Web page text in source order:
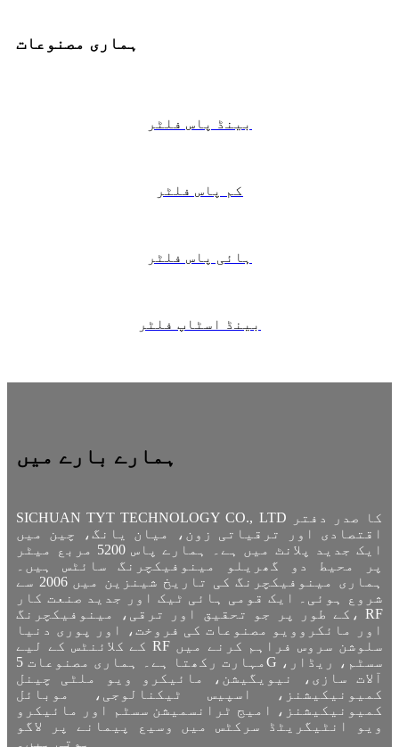
ہماری مصنوعات
بینڈ پاس فلٹر
کم پاس فلٹر
ہائی پاس فلٹر
بینڈ اسٹاپ فلٹر
ہمارے بارے میں
SICHUAN TYT TECHNOLOGY CO., LTD کا صدر دفتر
اقتصادی اور ترقیاتی زون، میان یانگ، چین میں
ایک جدید پلانٹ میں ہے۔ ہمارے پاس 5200 مربع میٹر
پر محیط دو گھریلو مینوفیکچرنگ سائٹس ہیں۔
ہماری مینوفیکچرنگ کی تاریخ شینزین میں 2006 سے
شروع ہوئی۔ ایک قومی ہائی ٹیک اور جدید صنعت کار
کے طور پر جو تحقیق اور ترقی، مینوفیکچرنگ، RF
اور مائکروویو مصنوعات کی فروخت، اور پوری دنیا
کے کلائنٹس کے لیے RF سلوشن سروس فراہم کرنے میں
مہارت رکھتا ہے۔ ہماری مصنوعات 5G سسٹم، ریڈار،
آلات سازی، نیویگیشن، مائیکرو ویو ملٹی چینل
کمیونیکیشنز، اسپیس ٹیکنالوجی، موبائل
کمیونیکیشنز، امیج ٹرانسمیشن سسٹم اور مائیکرو
ویو انٹیگریٹڈ سرکٹس میں وسیع پیمانے پر لاگو
ہوتی ہیں۔